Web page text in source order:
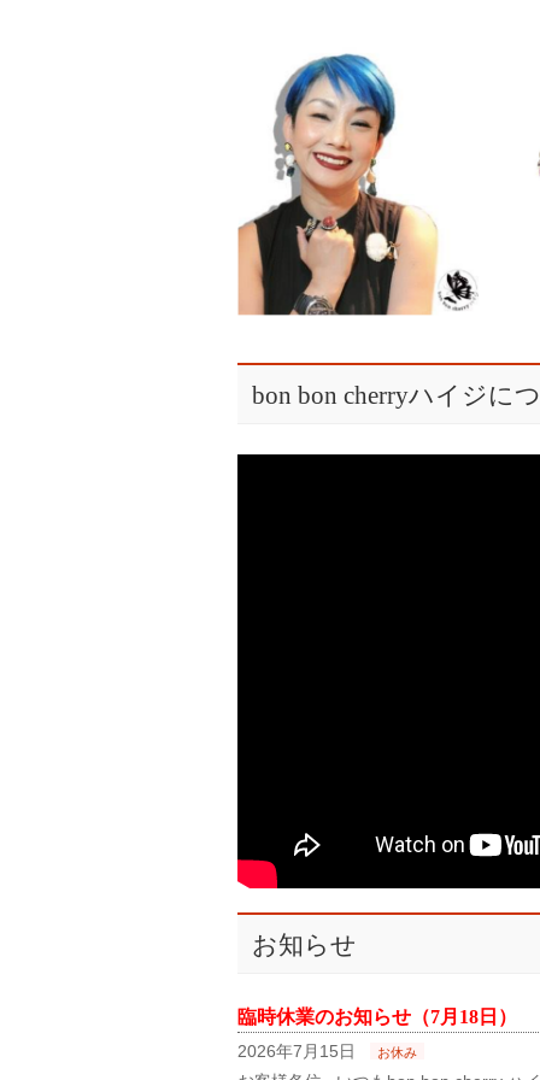
bon bon cherryハイジに
お知らせ
臨時休業のお知らせ（7月18日）
2026年7月15日 お休み